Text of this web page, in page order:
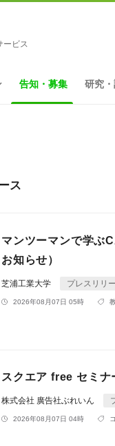
ービス
告知・募集 研究
ス
マンツーマンで学ぶ
お知らせ）
芝浦工業大学 プレスリリ
2026年08月07日 05時
スクエア free セミ
株式会社 廣告社ぶれいん
2026年08月07日 04時